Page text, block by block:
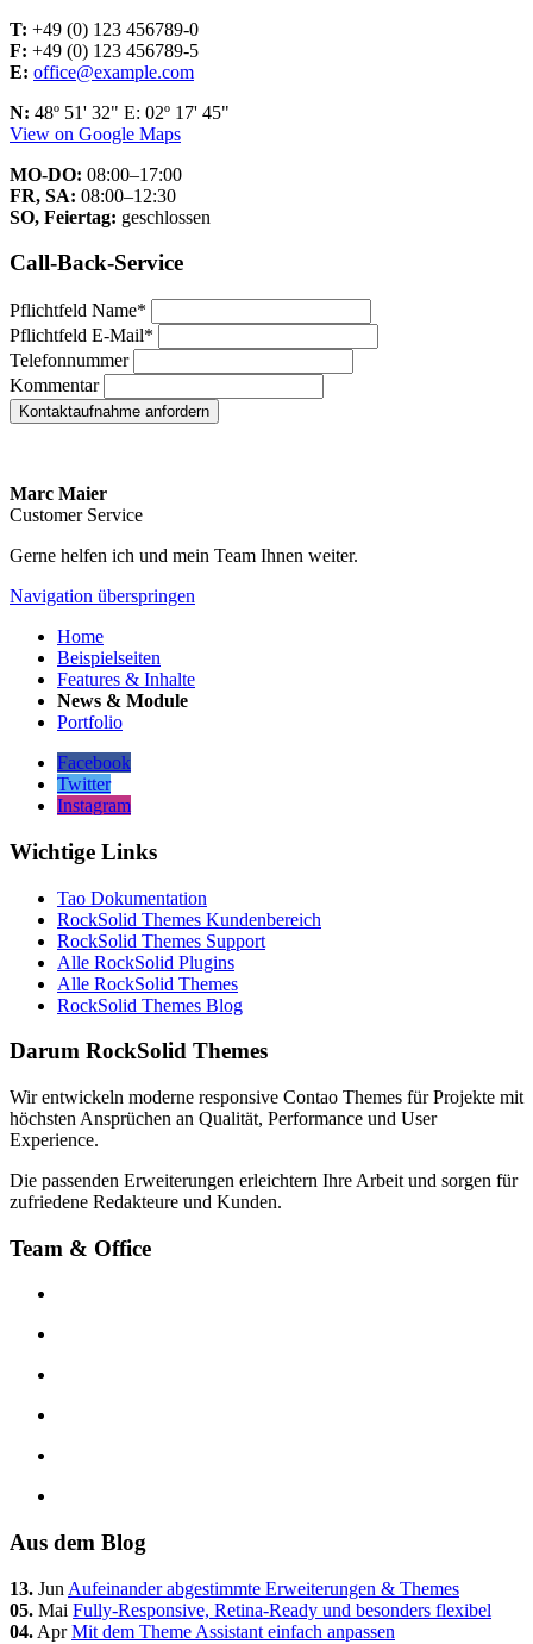
T: +49 (0) 123 456789-0
F: +49 (0) 123 456789-5
E: office@example.com
N: 48º 51' 32" E: 02º 17' 45"
View on Google Maps
MO-DO: 08:00–17:00
FR, SA: 08:00–12:30
SO, Feiertag: geschlossen
Call-Back-Service
Pflichtfeld Name*
Pflichtfeld E-Mail*
Telefonnummer
Kommentar
Kontaktaufnahme anfordern
Marc Maier
Customer Service
Gerne helfen ich und mein Team Ihnen weiter.
Navigation überspringen
Home
Beispielseiten
Features & Inhalte
News & Module
Portfolio
Facebook
Twitter
Instagram
Wichtige Links
Tao Dokumentation
RockSolid Themes Kundenbereich
RockSolid Themes Support
Alle RockSolid Plugins
Alle RockSolid Themes
RockSolid Themes Blog
Darum RockSolid Themes
Wir entwickeln moderne responsive Contao Themes für Projekte mit
höchsten Ansprüchen an Qualität, Performance und User
Experience.
Die passenden Erweiterungen erleichtern Ihre Arbeit und sorgen für
zufriedene Redakteure und Kunden.
Team & Office
Aus dem Blog
13. Jun Aufeinander abgestimmte Erweiterungen & Themes
05. Mai Fully-Responsive, Retina-Ready und besonders flexibel
04. AprMit dem Theme Assistant einfach anpassen